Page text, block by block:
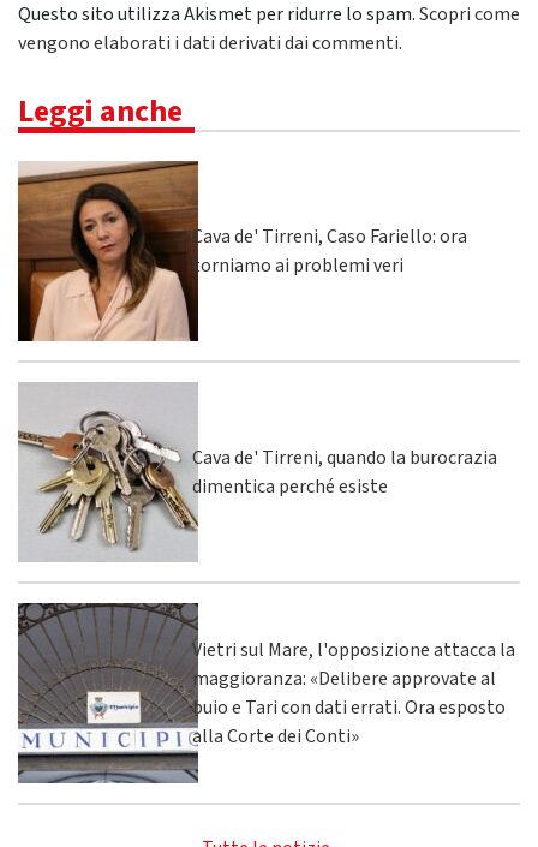
Questo sito utilizza Akismet per ridurre lo spam.Scopri come
vengono elaborati i dati derivati dai commenti.
Leggi anche
Cava de' Tirreni, Caso Fariello: ora
torniamo ai problemi veri
Cava de' Tirreni, quando la burocrazia
dimentica perché esiste
Vietri sul Mare, l'opposizione attacca la
maggioranza: «Delibere approvate al
buio e Tari con dati errati. Ora esposto
alla Corte dei Conti»